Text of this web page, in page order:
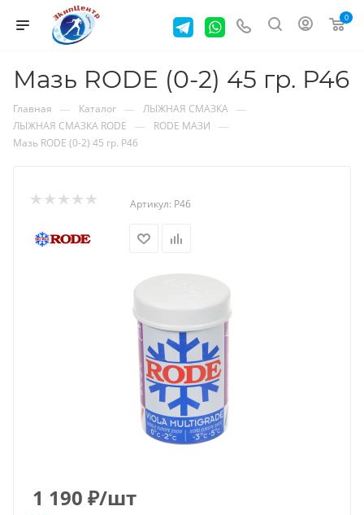
0
Мазь RODE (0-2) 45 гр. Р46
Главная — Каталог — ЛЫЖНАЯ СМАЗКА —
ЛЫЖНАЯ СМАЗКА RODE — RODE МАЗИ —
Мазь RODE (0-2) 45 гр. Р46
Артикул: Р46
1 190 ₽/шт